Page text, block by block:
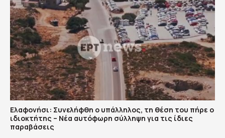
Ελαφονήσι: Συνελήφθη ο υπάλληλος, τη θέση του πήρε ο
ιδιοκτήτης – Νέα αυτόφωρη σύλληψη για τις ίδιες
παραβάσεις